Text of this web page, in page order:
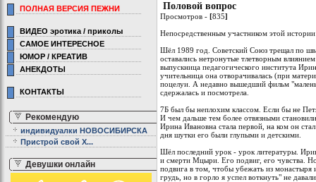
ПОЛНАЯ ВЕРСИЯ ПЕЖНИ
ВИДЕО эротика / приколы
САМОЕ ИНТЕРЕСНОЕ
ЮМОР / КРЕАТИВ
АНЕКДОТЫ
КОНТАКТЫ
Рекомендую
индивидуалки НОВОСИБИРСКА
Пристрой свой Х...
Девушки онлайн
Половой вопрос
Просмотров - [835]
Непосредственным участником этой
Шёл 1989 год. Советский Союз трещал по
оставались нетронутые тлетворным
выпускница педагогического института
учительница она отворачивалась (при
поцелуи. А недавно вышедший фильм
сдержалась и посмотрела.
7Б был бы неплохим классом. Если бы не
И чем дальше тем более отвязными
Ирина Ивановна стала первой, на ком он
дня шутки его были глупыми и детскими.
Шёл последний урок - урок литературы.
и смерти Мцыри. Его подвиг, его чувства.
подвига в том, чтобы убежать из монастыря
грудь, но в горло я успел воткнуть" не